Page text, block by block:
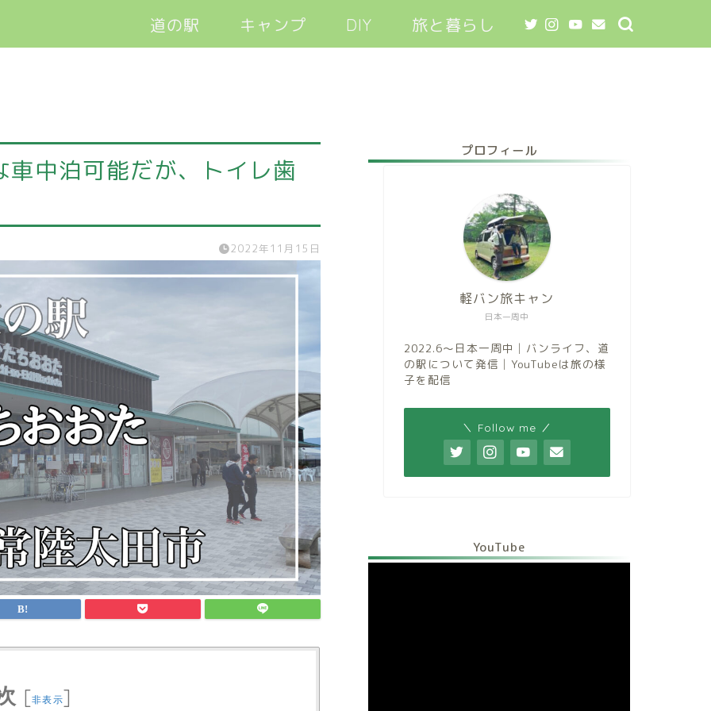
道の駅 キャンプ DIY 旅と暮らし
中泊可能だが、トイレ歯
2022年11月15日
[非表示]
プロフィール
日本一周中
軽バン旅キャン
2022.6～日本一周中│バンライフ、道
の駅について発信│YouTubeは旅の様
子を配信
＼ Follow me ／
YouTube